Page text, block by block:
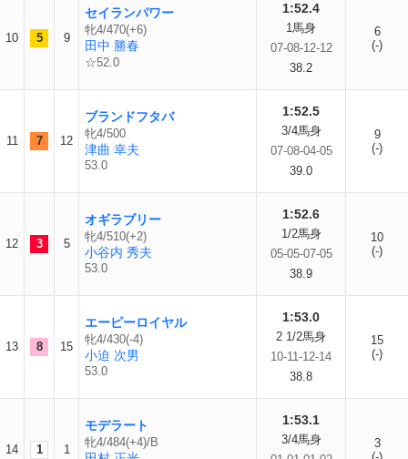
10 5 9
セイランパワー
牝4/470(+6)
田中 勝春
☆52.0
1:52.4
1馬身
07-08-12-12
38.2
6
(-)
11 7 12
ブランドフタバ
牝4/500
津曲 幸夫
53.0
1:52.5
3/4馬身
07-08-04-05
39.0
9
(-)
12 3 5
オギラブリー
牝4/510(+2)
小谷内 秀夫
53.0
1:52.6
1/2馬身
05-05-07-05
38.9
10
(-)
13 8 15
エーピーロイヤル
牝4/430(-4)
小迫 次男
53.0
1:53.0
2 1/2馬身
10-11-12-14
38.8
15
(-)
14 1 1
モデラート
牝4/484(+4)/B
1:53.1
3/4馬身
3